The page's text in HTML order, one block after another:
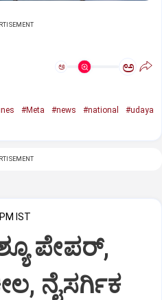
ಅ ಅ
#Meta #news #national
#udaya
IST
ಪೇಪರ್‌,
ನೈಸರ್ಗಿಕ